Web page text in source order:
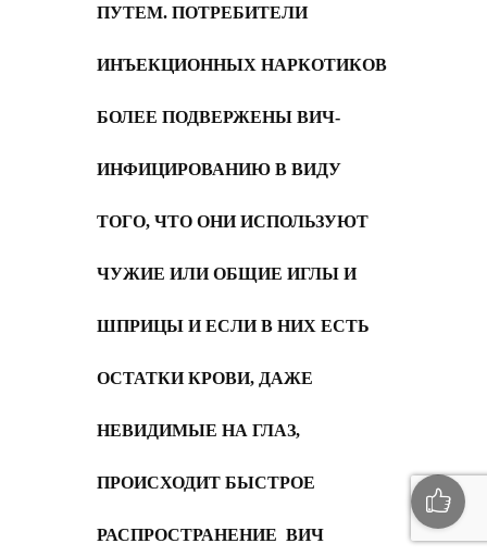
ПУТЕМ. ПОТРЕБИТЕЛИ
ИНЪЕКЦИОННЫХ НАРКОТИКОВ
БОЛЕЕ ПОДВЕРЖЕНЫ ВИЧ-
ИНФИЦИРОВАНИЮ В ВИДУ
ТОГО, ЧТО ОНИ ИСПОЛЬЗУЮТ
ЧУЖИЕ ИЛИ ОБЩИЕ ИГЛЫ И
ШПРИЦЫ И ЕСЛИ В НИХ ЕСТЬ
ОСТАТКИ КРОВИ, ДАЖЕ
НЕВИДИМЫЕ НА ГЛАЗ,
ПРОИСХОДИТ БЫСТРОЕ
РАСПРОСТРАНЕНИЕ ВИЧ